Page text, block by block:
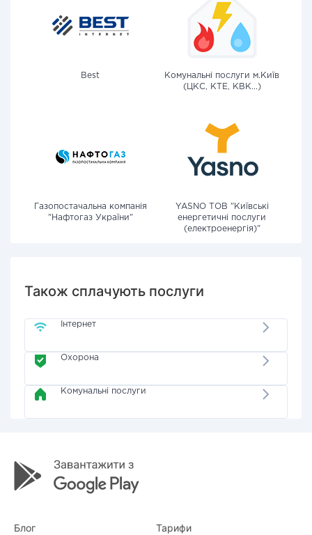
Best
Комунальні послуги м.Київ
(ЦКС, КТЕ, КВК...)
Газопостачальна компанія
"Нафтогаз України"
YASNO ТОВ "Київські
енергетичні послуги
(електроенергія)"
Також сплачують послуги
Інтернет
Охорона
Комунальні послуги
Блог Тарифи